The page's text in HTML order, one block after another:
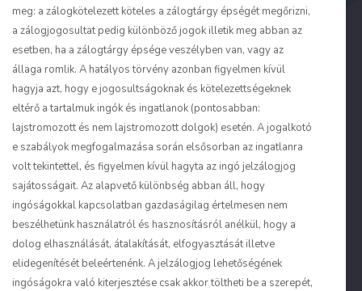
meg: a zálogkötelezett köteles a zálogtárgy épségét megőrizni,
a zálogjogosultat pedig különböző jogok illetik meg abban az
esetben, ha a zálogtárgy épsége veszélyben van, vagy az
állaga romlik. A hatályos törvény azonban figyelmen kívül
hagyja azt, hogy e jogosultságoknak és kötelezettségeknek
eltérő a tartalmuk ingók és ingatlanok (pontosabban:
lajstromozott és nem lajstromozott dolgok) esetén. A jogalkotó
e szabályok megfogalmazása során elsősorban az ingatlanra
volt tekintettel, és figyelmen kívül hagyta az ingó jelzálogjog
sajátosságait. Az alapvető különbség abban áll, hogy
ingóságokkal kapcsolatban gazdaságilag értelmesen nem
beszélhetünk használatról és hasznosításról anélkül, hogy a
dolog elhasználását, átalakítását, elfogyasztását illetve
elidegenítését beleértenénk. A jelzálogjog lehetőségének
ingóságokra való kiterjesztése csak akkor töltheti be a szerepét,